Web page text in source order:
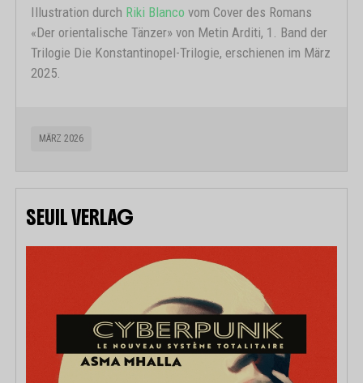
Illustration durch Riki Blanco vom Cover des Romans
«Der orientalische Tänzer» von Metin Arditi, 1. Band der
Trilogie Die Konstantinopel-Trilogie, erschienen im März
2025.
MÄRZ 2026
SEUIL VERLAG